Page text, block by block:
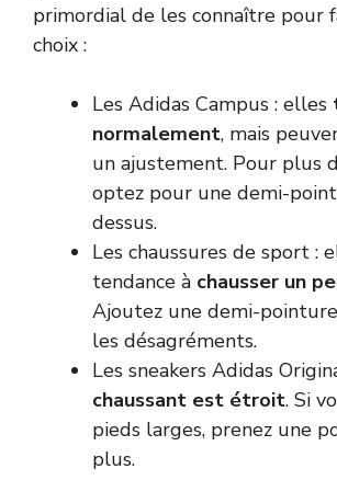
primordial de les connaître pour
choix :
Les Adidas Campus : elles
normalement, mais
un ajustement. Pour plus
optez pour une demi-
dessus.
Les chaussures de sport :
tendance à chausser un
Ajoutez une demi-
les désagréments.
Les sneakers Adidas
chaussant est étroit. Si
pieds larges, prenez une
plus.